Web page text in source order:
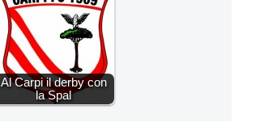
Al Carpi il derby con
la Spal